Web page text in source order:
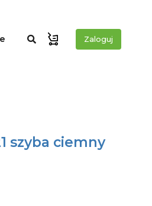
Zaloguj
szyba ciemny